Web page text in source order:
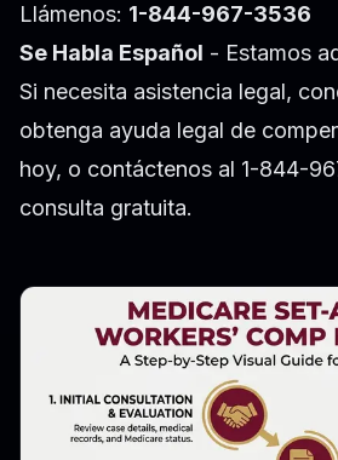
Llámenos: 1-844-967-3536
Se Habla Español - Estamos
Si necesita asistencia legal,
obtenga ayuda legal de
hoy, o contáctenos al 1-844-
consulta gratuita.